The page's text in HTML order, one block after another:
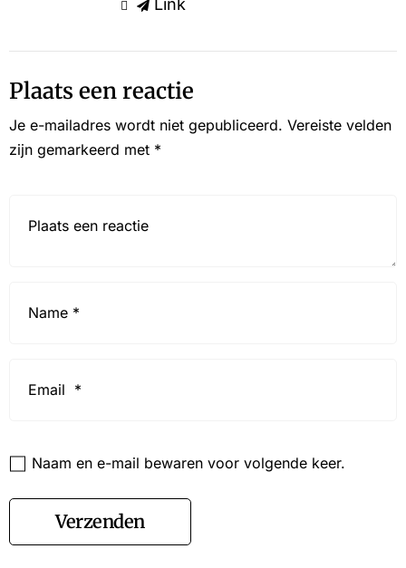
Link
Plaats een reactie
Je e-mailadres wordt niet gepubliceerd. Vereiste velden
zijn gemarkeerd met *
Naam en e-mail bewaren voor volgende keer.
Verzenden